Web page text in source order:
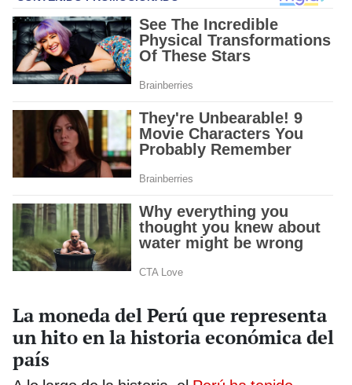
La moneda del Perú que representa
un hito en la historia económica del
país